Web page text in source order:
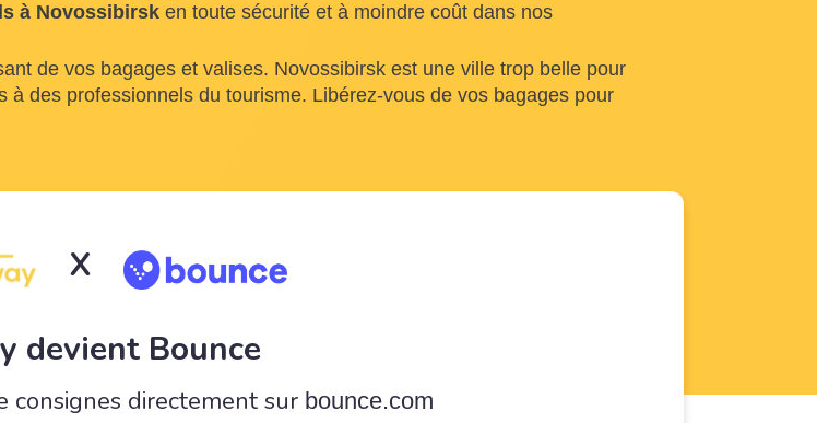
à Novossibirsk en toute sécurité et à moindre coût dans nos
de vos bagages et valises. Novossibirsk est une ville trop belle pour
des professionnels du tourisme. Libérez-vous de vos bagages pour
X
devient Bounce
consignes directement sur bounce.com